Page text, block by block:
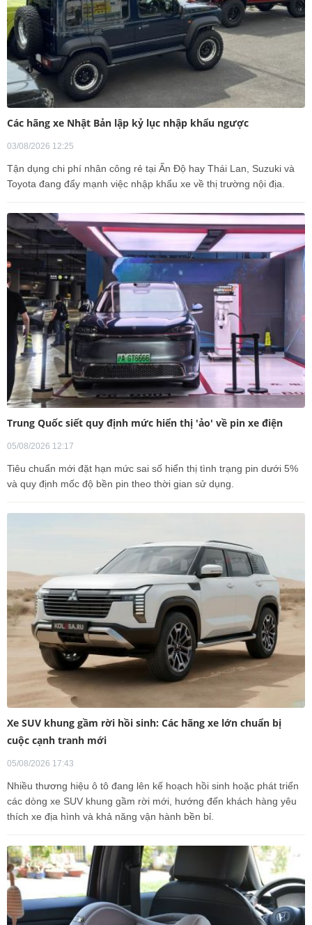
Các hãng xe Nhật Bản lập kỷ lục nhập khẩu ngược
03/08/2026 12:25
Tận dụng chi phí nhân công rẻ tại Ấn Độ hay Thái Lan, Suzuki và
Toyota đang đẩy mạnh việc nhập khẩu xe về thị trường nội địa.
Trung Quốc siết quy định mức hiển thị 'ảo' về pin xe điện
05/08/2026 12:17
Tiêu chuẩn mới đặt hạn mức sai số hiển thị tình trạng pin dưới 5%
và quy định mốc độ bền pin theo thời gian sử dụng.
Xe SUV khung gầm rời hồi sinh: Các hãng xe lớn chuẩn bị
cuộc cạnh tranh mới
05/08/2026 17:43
Nhiều thương hiệu ô tô đang lên kế hoạch hồi sinh hoặc phát triển
các dòng xe SUV khung gầm rời mới, hướng đến khách hàng yêu
thích xe địa hình và khả năng vận hành bền bỉ.